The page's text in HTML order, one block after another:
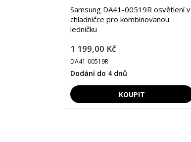
Samsung DA41-00519R osvětlení v
chladničce pro kombinovanou
ledničku
1 199,00 Kč
DA41-00519R
Dodání do 4 dnů